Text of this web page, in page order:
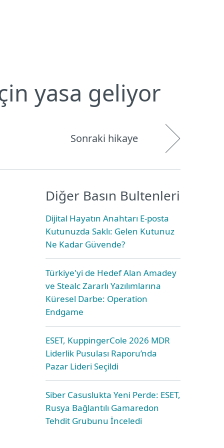
yasa geliyor
Sonraki hikaye
Diğer Basın Bultenleri
Dijital Hayatın Anahtarı E-posta
Kutunuzda Saklı: Gelen Kutunuz
Ne Kadar Güvende?
Türkiye'yi de Hedef Alan Amadey
ve Stealc Zararlı Yazılımlarına
Küresel Darbe: Operation
Endgame
ESET, KuppingerCole 2026 MDR
Liderlik Pusulası Raporu’nda
Pazar Lideri Seçildi
Siber Casuslukta Yeni Perde: ESET,
Rusya Bağlantılı Gamaredon
Tehdit Grubunu İnceledi